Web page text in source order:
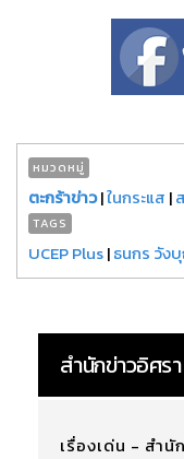
หมวดหมู่
ตะกร้าข่าว|ในกระแส |
TAGS
UCEP Plus|ธนกร วัง
สำนักข่าวอิศรา
เรื่องเด่น - สำนั